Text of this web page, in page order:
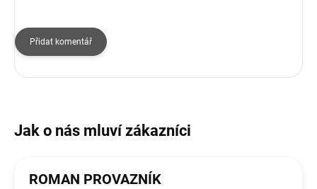
Přidat komentář
ROMAN PROVAZNÍK